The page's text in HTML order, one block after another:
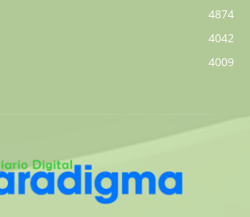
4874
4042
4009